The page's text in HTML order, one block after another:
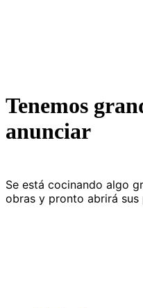
Tenemos
anunciar
Se está cocinando algo
obras y pronto abrirá sus